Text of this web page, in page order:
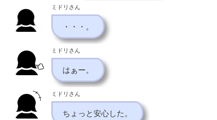
ミドリさん
・・・。
ミドリさん
はぁー。
ミドリさん
ちょっと安心した。